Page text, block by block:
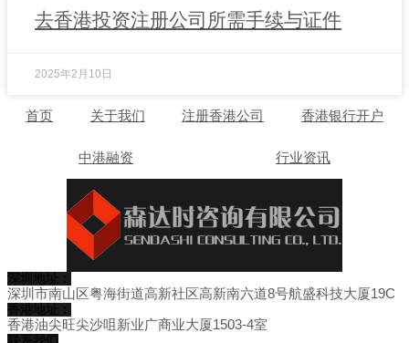
去香港投资注册公司所需手续与证件
2025年2月10日
首页 关于我们 注册香港公司 香港银行开户
中港融资 行业资讯
深圳市南山区粤海街道高新社区高新南六道8号航盛科技大厦19C
香港油尖旺尖沙咀新业广商业大厦1503-4室